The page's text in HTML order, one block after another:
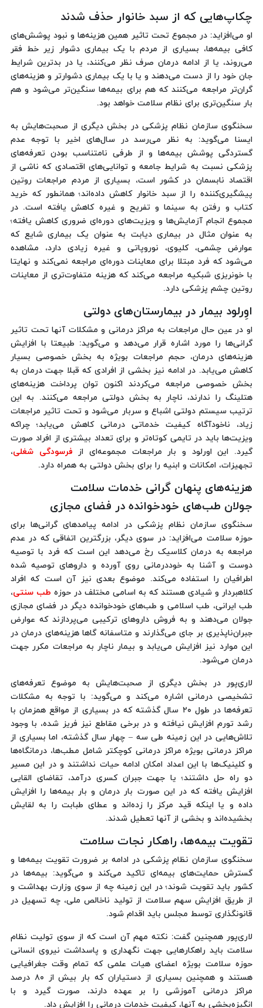
چکاپ‌هایی که از سبد خانوار حذف شدند
او می‌افزاید: در مجموع تحت تاثیر همین هزینه‌ها و نبود پوشش‌های
کافی بیمه‌ها، بسیاری از مردم با یک بیماری دشوار زیر خط فقر
می‌روند، یا از ادامه درمان صرف نظر می‌کنند، یا در بدترین شرایط
جان خود را از دست می‌دهند و یا با یک بیماری دشوارتر و هزینه‌های
گران‌تر مراجعه می‌کنند که هم برای بیمه‌ها سنگین‌تر می‌شود و هم
بار سنگین‌تری برای نظام سلامت خواهد بود.
سخنگوی سازمان نظام پزشکی در بخش دیگری از صحبت‌هایش به
ایسنا می‌گوید: به نظر می‌رسد در سال‌های اخیر با توجه عدم
گستردگی پوشش بیمه‌ها و از طرفی نامتناسب بودن تعرفه‌های
پزشکی نسبت به شرایط جامعه و توانایی‌های اقتصادی که ناشی از
اقتصاد نابسمان در کشور است، بسیاری از مردم مراجعات روتین
پیشگیری‌کننده را از سبد خانوار کاهش داده‌اند؛ همانطور که خرید
کتاب و رفتن به سینما و تفریح و غیره کاهش یافته است. در
مجموع انجام آزمایش‌ها و ویزیت‌های دوره‌ای ضروری کاهش یافته؛
به عنوان مثال در بیماری دیابت به عنوان یک بیماری شایع که
عوارض چشمی، کلیوی، نوروپاتی و غیره زیادی دارد، مشاهده
می‌شود که فرد مبتلا برای معاینات دوره‌ای مراجعه نمی‌کند و نهایتا
با خونریزی شبکیه مراجعه می‌کند که هزینه متفاوت‌تری از معاینات
روتین چشم پزشکی دارد.
اوِرلود بیمار در بیمارستان‌های دولتی
او در عین حال مراجعات به مراکز درمانی و مشکلات آنها تحت تاثیر
گرانی‌ها را مورد اشاره قرار می‌دهد و می‌گوید: طبیعتا با افزایش
هزینه‌های درمان، حجم مراجعات بویژه به بخش خصوصی بسیار
کاهش می‌یابد. در ادامه نیز بخشی از افرادی که قبلا جهت درمان به
بخش خصوصی مراجعه می‌کردند اکنون توان پرداخت هزینه‌های
هتلینگ را ندارند، ناچار به بخش دولتی مراجعه می‌کنند. به این
ترتیب سیستم دولتی اشباع و سربار می‌شود و تحت تاثیر مراجعات
زیاد، ناخودآگاه کیفیت خدماتی درمانی کاهش می‌یابد؛ چراکه
ویزیت‌ها باید در تایمی کوتاه‌تر و برای تعداد بیشتری از افراد صورت
گیرد. این اورلود و بار مراجعات مجموعه‌ای از فرسودگی شغلی،
تجهیزات، امکانات و ابنیه را برای بخش دولتی به همراه دارد.
هزینه‌های پنهان گرانی خدمات سلامت
جولان طب‌های خودخوانده در فضای مجازی
سخنگوی سازمان نظام پزشکی در ادامه پیامدهای گرانی‌ها برای
حوزه سلامت می‌افزاید: در سوی دیگر، بزرگترین اتفاقی که در عدم
مراجعه به درمان کلاسیک رخ می‌دهد این است که فرد با توصیه
دوست و آشنا به خوددرمانی روی آورده و داروهای توصیه شده
اطرافیان را استفاده می‌کند. موضوع بعدی نیز آن است که افراد
کلاهبردار و شیادی هستند که به اسامی مختلف در حوزه طب سنتی،
طب ایرانی، طب اسلامی و طب‌های خودخوانده دیگر در فضای مجازی
جولان می‌دهند و به فروش داروهای ترکیبی می‌پردازند که عوارض
جبران‌ناپذیری بر جای می‌گذارند و متاسفانه گاها هزینه‌های درمان در
این موارد نیز افزایش می‌یابد و بیمار ناچار به مراجعات مکرر جهت
درمان می‌شود.
لاری‌پور در بخش دیگری از صحبت‌هایش به موضوع تعرفه‌های
تشخیصی درمانی اشاره می‌کند و می‌گوید: با توجه به مشکلات
تعرفه‌ها در طول ۲۰ سال گذشته که در بسیاری از مواقع همزمان با
رشد تورم افزایش نیافته و در برخی مقاطع نیز فریز شده، با وجود
تلاش‌هایی در این زمینه طی سه – چهار سال گذشته، اما بسیاری از
مراکز درمانی بویژه مراکز درمانی کوچکتر شامل مطب‌ها، درمانگاه‌ها
و کلینیک‌ها با این اعداد امکان ادامه حیات نداشتند و در این مسیر
دو راه حل داشتند؛ یا جهت جبران کسری درآمد، تقاضای القایی
افزایش یافته که در این صورت بار درمان و بار بیمه‌ها را افزایش
داده و یا اینکه قید مرکز را زده‌اند و عطای طبابت را به لقایش
بخشیده‌اند و بخشی از آنها تعطیل شدند.
تقویت بیمه‌ها، راهکار نجات سلامت
سخنگوی سازمان نظام پزشکی در ادامه بر ضرورت تقویت بیمه‌ها و
گسترش حمایت‌های بیمه‌ای تاکید می‌کند و می‌گوید: بیمه‌ها در
کشور باید تقویت شوند؛ در این زمینه چه از سوی وزارت بهداشت و
از طریق افزایش سهم سلامت از تولید ناخالص ملی، چه تسهیل در
قانونگذاری توسط مجلس باید اقدام شود.
لاری‌پور همچنین گفت: نکته مهم آن است که از سوی تولیت نظام
سلامت باید راهکارهایی جهت نگهداری و پاسداشت نیروی انسانی
حوزه سلامت بویژه اعضای هیات علمی که تمام وقت جغرافیایی
هستند و همچنین بسیاری از دستیاران که بار بیش از ۸۰ درصد
مراکز درمانی آموزشی را بر عهده دارند، صورت گیرد و با
انگیزه‌بخشی به آنها، کیفیت خدمات درمانی را افزایش داد.